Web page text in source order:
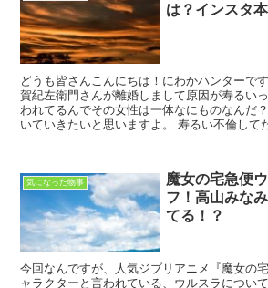
は？インスタ
どうも皆さんこんにちは！にわかハンターで
賀紀左衛門さんが離婚しまして原因が寿るい
われてるんでその女性は一体なにものなんだ
いていきたいと思いますよ。 寿るい不倫して
気になった物事
魔女の宅急便
フ！高山みな
てる！？
今回なんですが、人気ジブリアニメ『魔女の
ャラクターと言われている、ウルスラについ